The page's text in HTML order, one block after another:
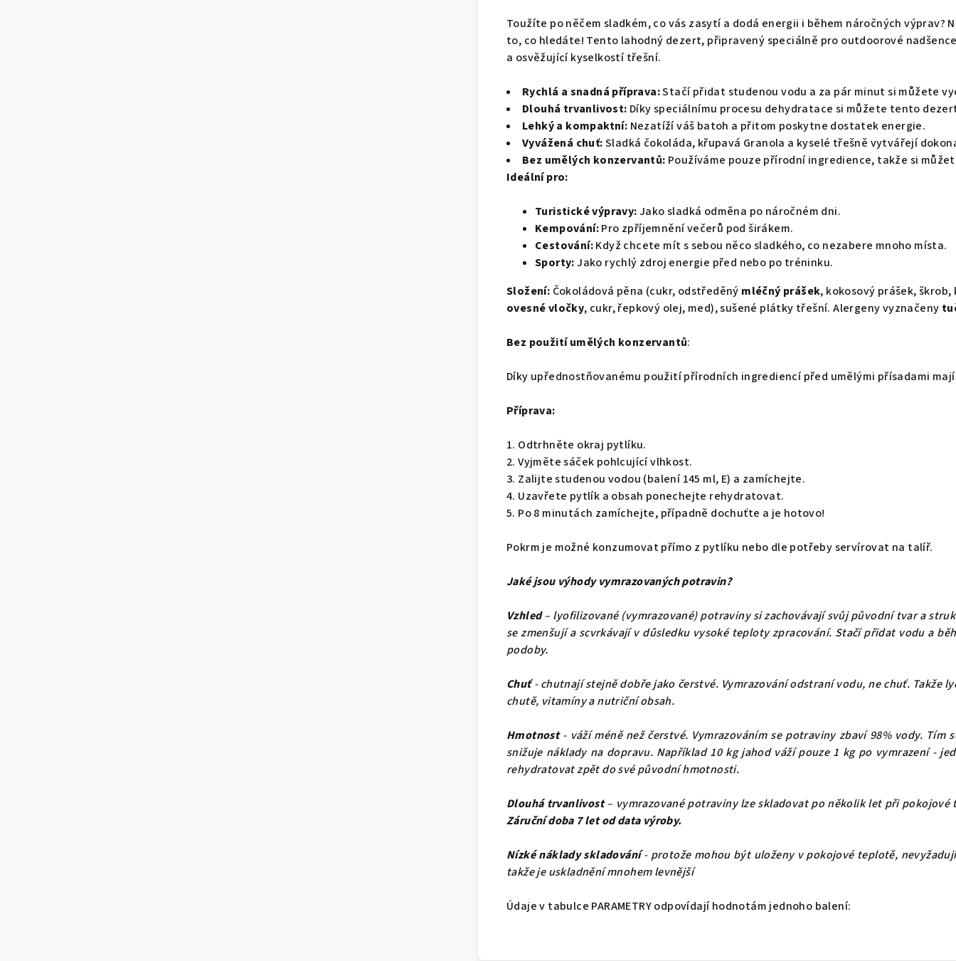
Toužíte po něčem sladkém,co vás zasytí a dodá energii i během náročných výprav?
to, co hledáte! Tento lahodný dezert, připravený speciálně pro outdoorové
a osvěžující kyselkostí třešní.
Rychlá a snadná příprava:Stačí přidat studenou vodu a za pár minut si můžete
Dlouhá trvanlivost: Díky speciálnímu procesu dehydratace si můžete tento
Lehký a kompaktní: Nezatíží váš batoh a přitom poskytne dostatek energie.
Vyvážená chuť:Sladká čokoláda, křupavá Granola a kyselé třešně vytvářejí
Bez umělých konzervantů: Používáme pouze přírodní ingredience, takže si
Ideální pro:
Turistické výpravy:Jako sladká odměna po náročném dni.
Kempování:Pro zpříjemnění večerů pod širákem.
Cestování:Když chcete mít s sebou něco sladkého, co nezabere mnoho místa.
Sporty:Jako rychlý zdroj energie před nebo po tréninku.
Složení: Čokoládová pěna (cukr, odstředěný mléčný prášek, kokosový prášek,škrob,
ovesné vločky, cukr,řepkový olej, med),sušené plátky třešní. Alergeny vyznačeny
Bez použití umělých konzervantů:
Díky upřednostňovanému použití přírodních ingrediencí před umělými přísadami
Příprava:
1. Odtrhněte okraj pytlíku.
2. Vyjměte sáček pohlcující vlhkost.
3. Zalijte studenou vodou (balení 145 ml, E) a zamíchejte.
4. Uzavřete pytlík a obsah ponechejte rehydratovat.
5. Po 8 minutách zamíchejte, případně dochuťte a je hotovo!
Pokrm je možné konzumovat přímo z pytlíku nebo dle potřeby servírovat na talíř.
Jaké jsou výhody vymrazovaných potravin?
Vzhled– lyofilizované (vymrazované) potraviny si zachovávají svůj původní tvar a
se zmenšují a scvrkávají v důsledku vysoké teploty zpracování. Stačí přidat vodu a
podoby.
Chuť- chutnají stejně dobře jako čerstvé. Vymrazování odstraní vodu, ne chuť. Takže
chutě, vitamíny a nutriční obsah.
Hmotnost- váží méně než čerstvé. Vymrazováním se potraviny zbaví 98% vody. Tím
snižuje náklady na dopravu. Například 10 kg jahod váží pouze 1 kg po vymrazení -
rehydratovat zpět do své původní hmotnosti.
Dlouhá trvanlivost– vymrazované potraviny lze skladovat po několik let při
Záruční doba 7 let od data výroby.
Nízké náklady skladování- protože mohou být uloženy v pokojové teplotě,
takže je uskladnění mnohem levnější
Údaje v tabulce PARAMETRY odpovídají hodnotám jednoho balení: